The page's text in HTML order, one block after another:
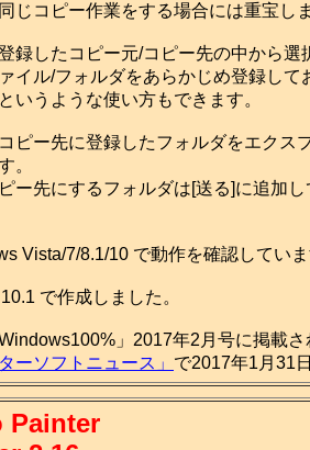
じコピー作業をする場合には重宝し
録したコピー元/コピー先の中から選
イル/フォルダをあらかじめ登録し
いうような使い方もできます。
ピー先に登録したフォルダをエクス
。
ー先にするフォルダは[送る]に追加
Vista/7/8.1/10 で動作を確認してい
で作成しました。
」2017年2月号に掲載さ
ーソフトニュース」 で2017年1月31
Painter